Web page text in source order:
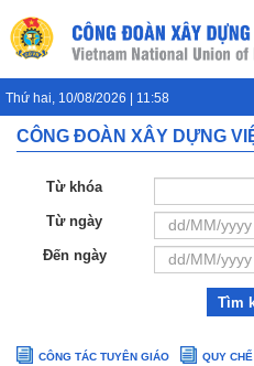
Thứ hai, 10/08/2026 | 11:58
CÔNG ĐOÀN XÂY DỰNG
Từ khóa
Từ ngày
Đến ngày
Tìm
CÔNG TÁC TUYÊN GIÁO QUY CHẾ